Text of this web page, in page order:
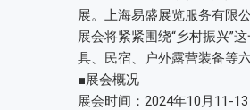
展。上海易盛展览服务有限
展会将紧紧围绕“乡村振兴”
具、民宿、户外露营装备等
■展会概况
展会时间：2024年10月11-13